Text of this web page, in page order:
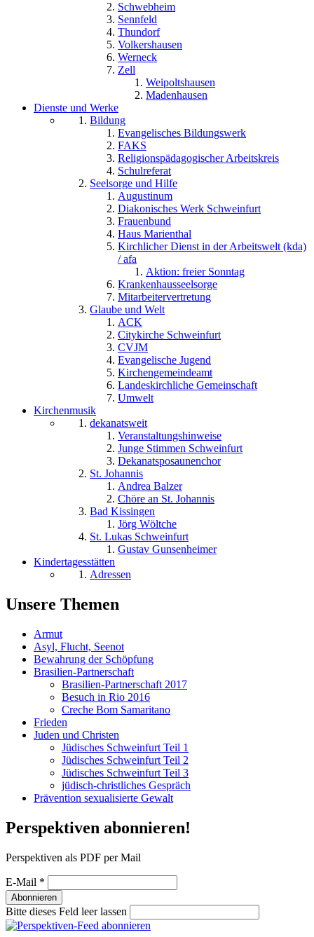
Schwebheim
Sennfeld
Thundorf
Volkershausen
Werneck
Zell
Weipoltshausen
Madenhausen
Dienste und Werke
Bildung
Evangelisches Bildungswerk
FAKS
Religionspädagogischer Arbeitskreis
Schulreferat
Seelsorge und Hilfe
Augustinum
Diakonisches Werk Schweinfurt
Frauenbund
Haus Marienthal
Kirchlicher Dienst in der Arbeitswelt (kda)
/ afa
Aktion: freier Sonntag
Krankenhausseelsorge
Mitarbeitervertretung
Glaube und Welt
ACK
Citykirche Schweinfurt
CVJM
Evangelische Jugend
Kirchengemeindeamt
Landeskirchliche Gemeinschaft
Umwelt
Kirchenmusik
dekanatsweit
Veranstaltungshinweise
Junge Stimmen Schweinfurt
Dekanatsposaunenchor
St. Johannis
Andrea Balzer
Chöre an St. Johannis
Bad Kissingen
Jörg Wöltche
St. Lukas Schweinfurt
Gustav Gunsenheimer
Kindertagesstätten
Adressen
Unsere Themen
Armut
Asyl, Flucht, Seenot
Bewahrung der Schöpfung
Brasilien-Partnerschaft
Brasilien-Partnerschaft 2017
Besuch in Rio 2016
Creche Bom Samaritano
Frieden
Juden und Christen
Jüdisches Schweinfurt Teil 1
Jüdisches Schweinfurt Teil 2
Jüdisches Schweinfurt Teil 3
jüdisch-christliches Gespräch
Prävention sexualisierte Gewalt
Perspektiven abonnieren!
Perspektiven als PDF per Mail
E-Mail *
Bitte dieses Feld leer lassen